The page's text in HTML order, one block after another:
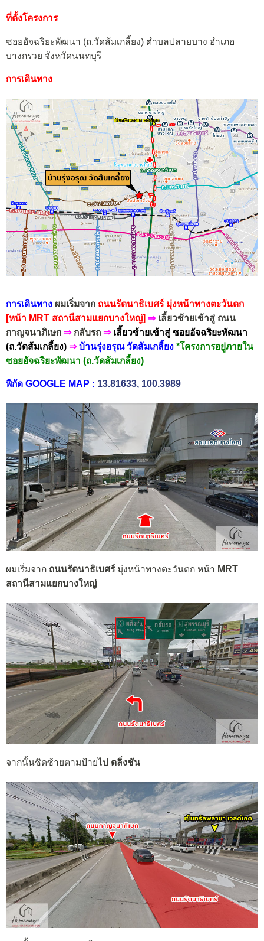
ที่ตั้งโครงการ
ซอยอัจฉริยะพัฒนา (ถ.วัดส้มเกลี้ยง) ตำบลปลายบาง อำเภอ
บางกรวย จังหวัดนนทบุรี
การเดินทาง
การเดินทาง ผมเริ่มจาก ถนนรัตนาธิเบศร์ มุ่งหน้าทางตะวันตก
[หน้า MRT สถานีสามแยกบางใหญ่] ⇒ เลี้ยวซ้ายเข้าสู่ ถนน
กาญจนาภิเษก ⇒กลับรถ ⇒ เลี้ยวซ้ายเข้าสู่ ซอยอัจฉริยะพัฒนา
(ถ.วัดส้มเกลี้ยง) ⇒บ้านรุ่งอรุณ วัดส้มเกลี้ยง *โครงการอยู่ภายใน
ซอยอัจฉริยะพัฒนา (ถ.วัดส้มเกลี้ยง)
พิกัด GOOGLE MAP : 13.81633, 100.3989
ผมเริ่มจาก ถนนรัตนาธิเบศร์มุ่งหน้าทางตะวันตก หน้า MRT
สถานีสามแยกบางใหญ่
จากนั้นชิดซ้ายตามป้ายไป ตลิ่งชัน